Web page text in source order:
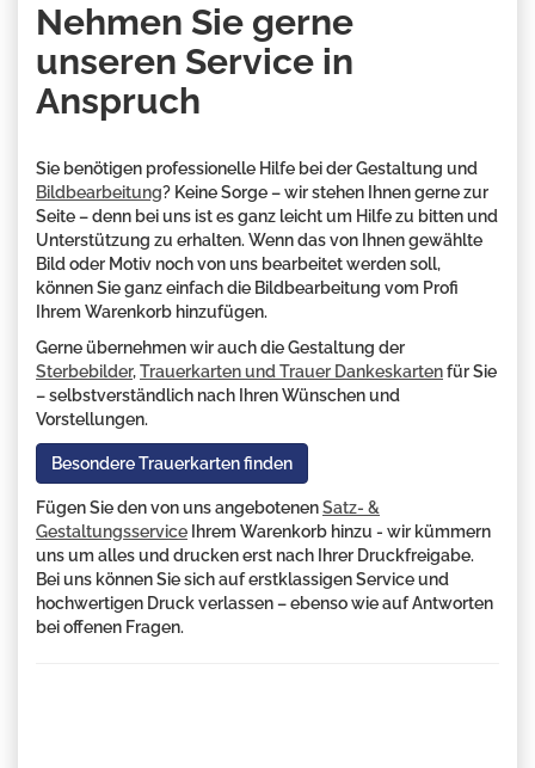
Nehmen Sie gerne
unseren Service in
Anspruch
Sie benötigen professionelle Hilfe bei der Gestaltung und
Bildbearbeitung? Keine Sorge – wir stehen Ihnen gerne zur
Seite – denn bei uns ist es ganz leicht um Hilfe zu bitten und
Unterstützung zu erhalten. Wenn das von Ihnen gewählte
Bild oder Motiv noch von uns bearbeitet werden soll,
können Sie ganz einfach die Bildbearbeitung vom Profi
Ihrem Warenkorb hinzufügen.
Gerne übernehmen wir auch die Gestaltung der
Sterbebilder,Trauerkarten und Trauer Dankeskartenfür Sie
– selbstverständlich nach Ihren Wünschen und
Vorstellungen.
Besondere Trauerkarten finden
Fügen Sie den von uns angebotenenSatz- &
Gestaltungsservice Ihrem Warenkorb hinzu - wir kümmern
uns um alles und drucken erst nach Ihrer Druckfreigabe.
Bei uns können Sie sich auf erstklassigen Service und
hochwertigen Druck verlassen – ebenso wie auf Antworten
bei offenen Fragen.